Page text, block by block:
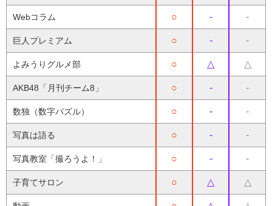
Webコラム ○ - -
巨人プレミアム ○ - -
よみうりグルメ部 ○ △ △
AKB48「月刊チーム8」 ○ - -
数独（数字パズル） ○ - -
写真は語る ○ - -
写真教室「撮ろうよ！」 ○ - -
子育てサロン ○ △ △